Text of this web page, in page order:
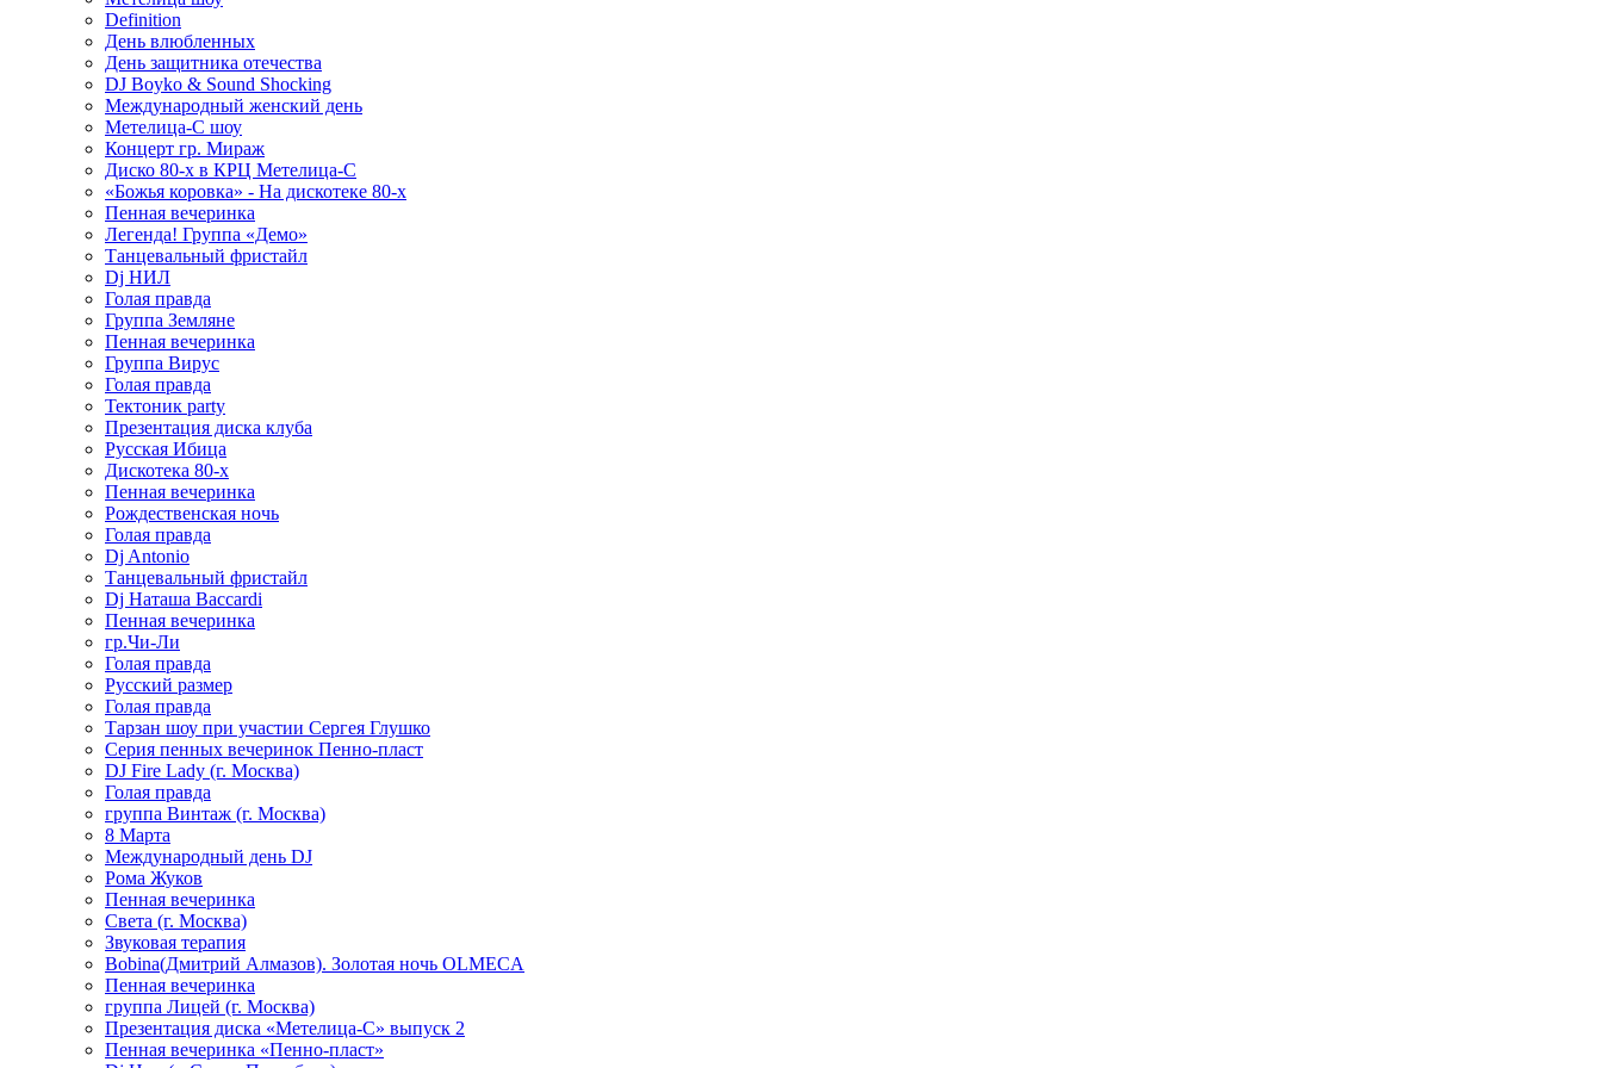
Definition
День влюбленных
День защитника отечества
DJ Boyko & Sound Shocking
Международный женский день
Метелица-С шоу
Концерт гр. Мираж
Диско 80-х в КРЦ Метелица-С
«Божья коровка» - На дискотеке 80-х
Пенная вечеринка
Легенда! Группа «Демо»
Танцевальный фристайл
Dj НИЛ
Голая правда
Группа Земляне
Пенная вечеринка
Группа Вирус
Голая правда
Тектоник party
Презентация диска клуба
Русская Ибица
Дискотека 80-х
Пенная вечеринка
Рождественская ночь
Голая правда
Dj Antonio
Танцевальный фристайл
Dj Наташа Baccardi
Пенная вечеринка
гр.Чи-Ли
Голая правда
Русский размер
Голая правда
Тарзан шоу при участии Сергея Глушко
Серия пенных вечеринок Пенно-пласт
DJ Fire Lady (г. Москва)
Голая правда
группа Винтаж (г. Москва)
8 Марта
Международный день DJ
Рома Жуков
Пенная вечеринка
Света (г. Москва)
Звуковая терапия
Bobina(Дмитрий Алмазов). Золотая ночь OLMECA
Пенная вечеринка
группа Лицей (г. Москва)
Презентация диска «Метелица-С» выпуск 2
Пенная вечеринка «Пенно-пласт»